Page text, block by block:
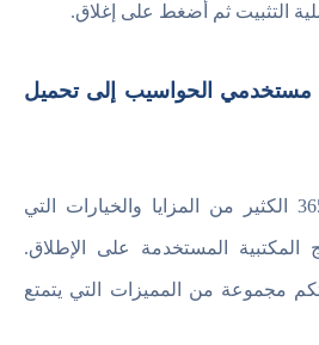
التثبيت ثم أضغط على إغلاق.
مستخدمي الحواسيب إلى تحميل
يمتلك برنامج الأوفيس 365 الكثير من المزايا والخيارات التي
المستخدمة على الإطلاق.
مجموعة من المميزات التي يتمتع